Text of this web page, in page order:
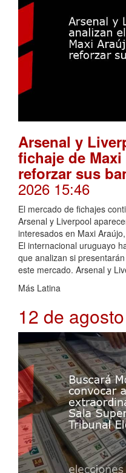
Arsenal y
fichaje de
reforzar sus
2026 15:46
El mercado de fichajes
Arsenal y Liverpool
interesados en Maxi
El internacional uruguayo
que analizan si
este mercado. Arsenal y
Más Latina
12 de agosto